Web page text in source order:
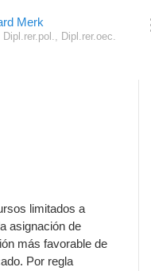
Dipl.rer.oec.
limitados a
asignación de
más favorable de
Por regla